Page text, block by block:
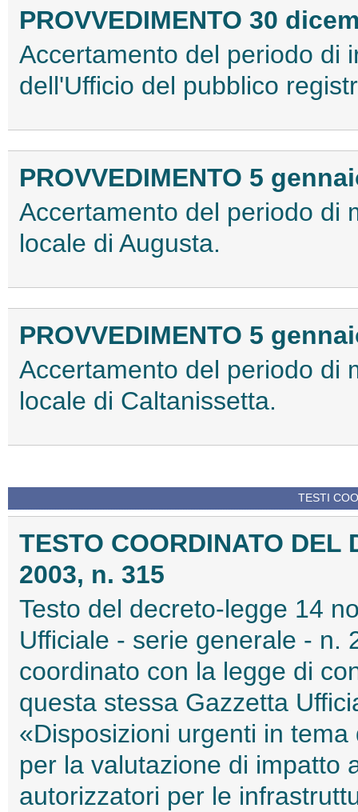
PROVVEDIMENTO 30
Accertamento del periodo di
dell'Ufficio del pubblico
PROVVEDIMENTO 5
Accertamento del periodo di
locale di Augusta.
PROVVEDIMENTO 5
Accertamento del periodo di
locale di Caltanissetta.
TESTI
TESTO COORDINATO
2003, n. 315
Testo del decreto-legge 14
Ufficiale - serie generale - n.
coordinato con la legge di
questa stessa Gazzetta
«Disposizioni urgenti in
per la valutazione di impatto
autorizzatori per le